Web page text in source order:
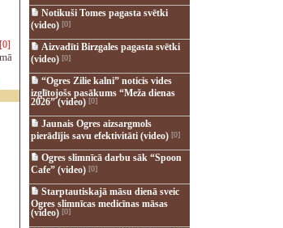
Notikuši Tomes pagasta svētki
(video)[0]
Aizvadīti Birzgales pagasta svētki
(video)[0]
“Ogres Zilie kalni” noticis vides
izglītojošs pasākums “Meža dienas
2026” (video)[0]
Jaunais Ogres aizsargmols
pierādījis savu efektivitāti (video)[0]
Ogres slimnīcā darbu sāk “Spoon
Cafe” (video)[0]
Starptautiskajā māsu dienā sveic
Ogres slimnīcas medicīnas māsas
(video)[0]